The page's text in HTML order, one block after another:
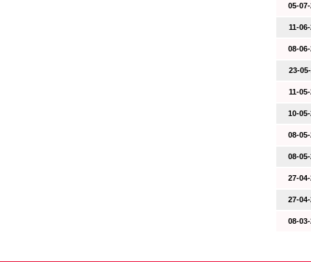
05-
11-
08-
23-
11-
10-
08-
08-
27-
27-
08-